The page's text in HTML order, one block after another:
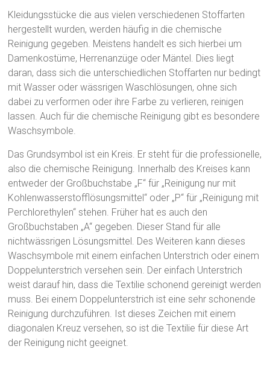
Kleidungsstücke die aus vielen verschiedenen Stoffarten
hergestellt wurden, werden häufig in die chemische
Reinigung gegeben. Meistens handelt es sich hierbei um
Damenkostüme, Herrenanzüge oder Mäntel. Dies liegt
daran, dass sich die unterschiedlichen Stoffarten nur bedingt
mit Wasser oder wässrigen Waschlösungen, ohne sich
dabei zu verformen oder ihre Farbe zu verlieren, reinigen
lassen. Auch für die chemische Reinigung gibt es besondere
Waschsymbole.
Das Grundsymbol ist ein Kreis. Er steht für die professionelle,
also die chemische Reinigung. Innerhalb des Kreises kann
entweder der Großbuchstabe „F“ für „Reinigung nur mit
Kohlenwasserstofflösungsmittel“ oder „P“ für „Reinigung mit
Perchlorethylen“ stehen. Früher hat es auch den
Großbuchstaben „A“ gegeben. Dieser Stand für alle
nichtwässrigen Lösungsmittel. Des Weiteren kann dieses
Waschsymbole mit einem einfachen Unterstrich oder einem
Doppelunterstrich versehen sein. Der einfach Unterstrich
weist darauf hin, dass die Textilie schonend gereinigt werden
muss. Bei einem Doppelunterstrich ist eine sehr schonende
Reinigung durchzuführen. Ist dieses Zeichen mit einem
diagonalen Kreuz versehen, so ist die Textilie für diese Art
der Reinigung nicht geeignet.